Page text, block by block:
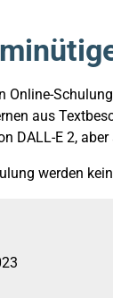
aus
DALL-E 2,
werden